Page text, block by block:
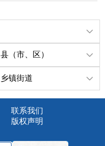
县（市、区）
乡镇街道
联系我们
版权声明